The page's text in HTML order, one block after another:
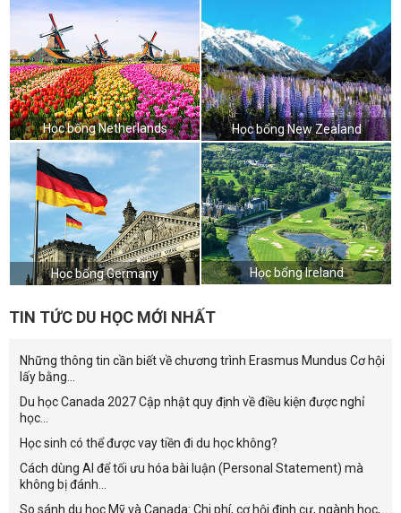
Học bổng Netherlands Học bổng New Zealand
Học bổng Germany Học bổng Ireland
TIN TỨC DU HỌC MỚI NHẤT
Những thông tin cần biết về chương trình Erasmus Mundus Cơ hội
lấy bằng...
Du học Canada 2027 Cập nhật quy định về điều kiện được nghỉ
học...
Học sinh có thể được vay tiền đi du học không?
Cách dùng AI để tối ưu hóa bài luận (Personal Statement) mà
không bị đánh...
So sánh du học Mỹ và Canada: Chi phí, cơ hội định cư, ngành học,...